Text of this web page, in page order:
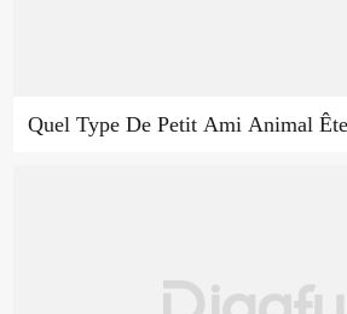
Quel Type De Petit Ami Animal